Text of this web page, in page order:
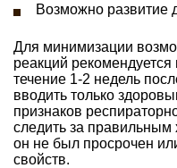
Возможно развитие
Для минимизации
реакций
течение 1-2 недель
вводить только
признаков
следить за
он не был просрочен
свойств.